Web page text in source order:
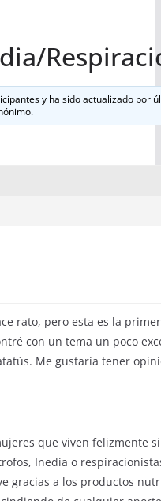
y ha sido actualizado por
.
rato, pero esta es la
con un tema un poco
Me gustaría tener
que viven felizmente
Inedia o
gracias a los productos